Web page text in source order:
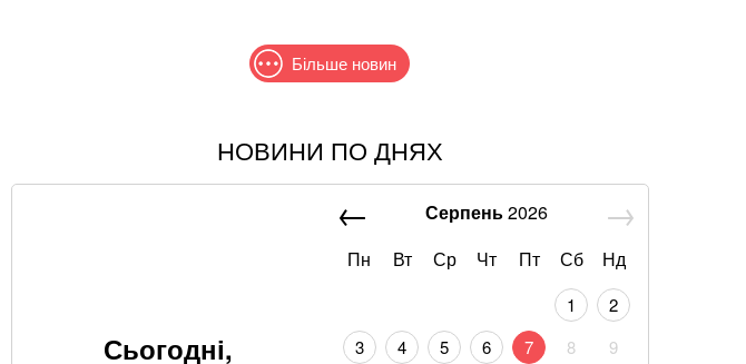
Більше новин
В МЗС заявили, що слова Залужного щодо членства в НАТО були
Хвиля похолодання накриє Україну: Діденко назвала дату
НОВИНИ ПО ДНЯХ
Сьогодні,
Серпень2026
Пн
Вт Ср Чт Пт Сб Нд
1
2
3
4 5 6 7 8
9